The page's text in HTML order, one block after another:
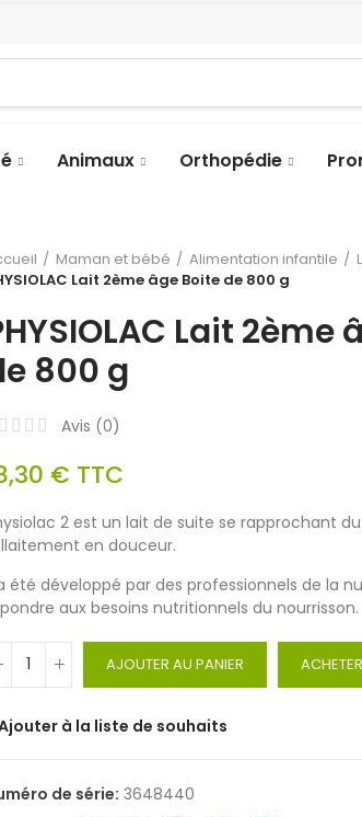
Animaux Orthopédie
Maman et bébé Alimentation infantile
Lait 2ème âge Boite de 800 g
Lait 2ème
800 g
Avis (0)
€ TTC
2 est un lait de suite se rapprochant
en douceur.
été développé par des professionnels de la
aux besoins nutritionnels du nourrisson.
AJOUTER AU PANIER
à la liste de souhaits
de série: 3648440